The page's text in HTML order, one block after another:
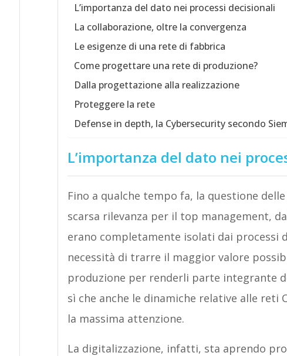
L’importanza del dato nei processi decisionali
La collaborazione, oltre la convergenza
Le esigenze di una rete di fabbrica
Come progettare una rete di produzione?
Dalla progettazione alla realizzazione
Proteggere la rete
Defense in depth, la Cybersecurity secondo
L’importanza del dato nei
Fino a qualche tempo fa, la questione
scarsa rilevanza per il top management,
erano completamente isolati dai processi
necessità di trarre il maggior valore
produzione per renderli parte integrante
sì che anche le dinamiche relative alle reti
la massima attenzione.
La digitalizzazione, infatti, sta aprendo